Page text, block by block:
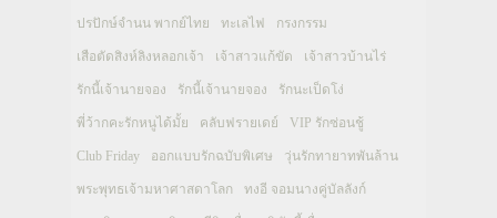
ปรปักษ์จำนน พากย์ไทย ทะเลไฟ กรงกรรม
เสือตัดสิงห์ลิงหลอกเจ้า เจ้าสาวแก้ขัด เจ้าสาวบ้านไร่
รักนี้เจ้านายจอง รักนี้เจ้านายจอง รักนะเป็ดโง่
พี่ว้ากคะรักหนูได้มั้ย คลับฟรายเดย์ VIP รักซ่อนชู้
Club Friday ออกแบบรักฉบับพิเศษ วุ่นรักทายาทพันล้าน
พระพุทธเจ้ามหาศาสดาโลก ทงอี จอมนางคู่บัลลังก์